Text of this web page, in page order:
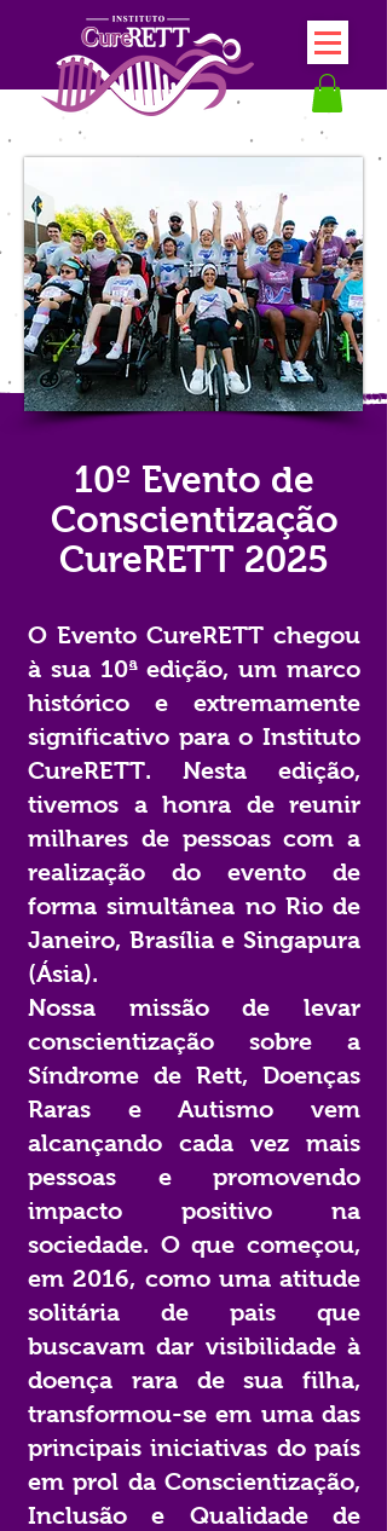
10º Evento de
Conscientização
CureRETT 2025
O Evento CureRETT chegou
à sua 10ª edição, um marco
histórico e extremamente
significativo para o Instituto
CureRETT. Nesta edição,
tivemos a honra de reunir
milhares de pessoas com a
realização do evento de
forma simultânea no Rio de
Janeiro, Brasília e Singapura
(Ásia).
Nossa missão de levar
conscientização sobre a
Síndrome de Rett, Doenças
Raras e Autismo vem
alcançando cada vez mais
pessoas e promovendo
impacto positivo na
sociedade. O que começou,
em 2016, como uma atitude
solitária de pais que
buscavam dar visibilidade à
doença rara de sua filha,
transformou-se em uma das
principais iniciativas do país
em prol da Conscientização,
Inclusão e Qualidade de